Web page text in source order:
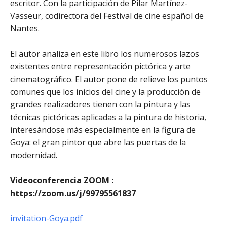
escritor. Con la participación de Pilar Martínez-
Vasseur, codirectora del Festival de cine español de
Nantes.
El autor analiza en este libro los numerosos lazos
existentes entre representación pictórica y arte
cinematográfico. El autor pone de relieve los puntos
comunes que los inicios del cine y la producción de
grandes realizadores tienen con la pintura y las
técnicas pictóricas aplicadas a la pintura de historia,
interesándose más especialmente en la figura de
Goya: el gran pintor que abre las puertas de la
modernidad.
Videoconferencia ZOOM :
https://zoom.us/j/99795561837
invitation-Goya.pdf